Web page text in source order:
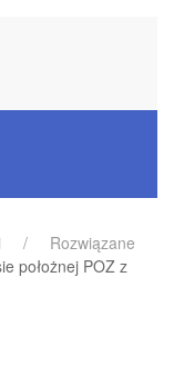
Rozwiązane
położnej POZ z